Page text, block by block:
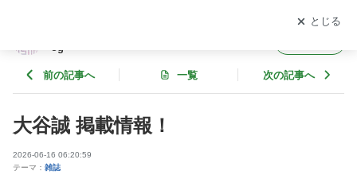
og
前の記事へ 一覧 次の記事へ
大谷誠 掲載情報！
2026-06-16 06:20:59
テーマ： 雑誌